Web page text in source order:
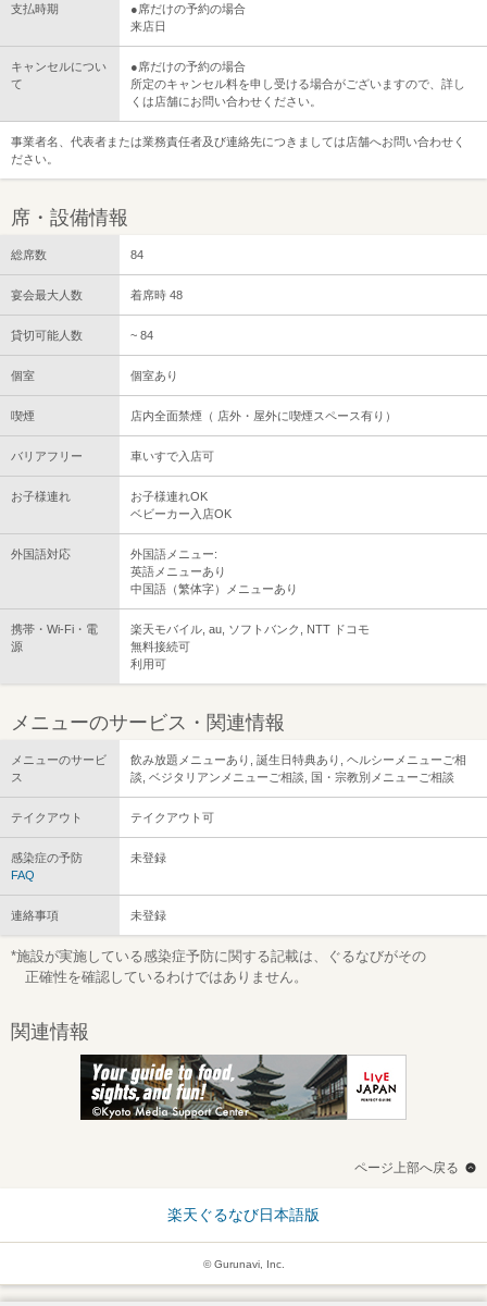
支払時期
●席だけの予約の場合
来店日
キャンセルについ
て
●席だけの予約の場合
所定のキャンセル料を申し受ける場合がございますので、詳し
くは店舗にお問い合わせください。
事業者名、代表者または業務責任者及び連絡先につきましては店舗へお問い合わせく
ださい。
席・設備情報
総席数 84
宴会最大人数 着席時 48
貸切可能人数 ~ 84
個室 個室あり
喫煙 店内全面禁煙（ 店外・屋外に喫煙スペース有り）
バリアフリー 車いすで入店可
お子様連れ
お子様連れOK
ベビーカー入店OK
外国語対応
外国語メニュー:
英語メニューあり
中国語（繁体字）メニューあり
携帯・Wi-Fi・電
源
楽天モバイル, au, ソフトバンク, NTT ドコモ
無料接続可
利用可
メニューのサービス・関連情報
メニューのサービ
ス
飲み放題メニューあり, 誕生日特典あり, ヘルシーメニューご相
談, ベジタリアンメニューご相談, 国・宗教別メニューご相談
テイクアウト テイクアウト可
感染症の予防
FAQ
未登録
連絡事項 未登録
*施設が実施している感染症予防に関する記載は、ぐるなびがその
正確性を確認しているわけではありません。
関連情報
ページ上部へ戻る
楽天ぐるなび日本語版
© Gurunavi, Inc.